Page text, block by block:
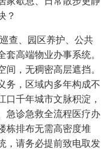
？
查、园区养护、公共
高端物业办事系统。
间，无稠密高层遮挡。
务，区域内多年构成不
口千年城市文脉积淀，
急诊急救全流程医疗办
栋排布无需高密度堆
，请务必提前致电取发